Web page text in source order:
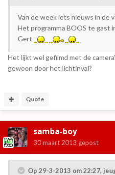
Van de week iets nieuws in de
Het programma BOOS te gast
Gert
Het lijkt wel gefilmd met de
gewoon door het lichtinval?
Quote
samba-boy
30 maart 2013 gepost
Op 29-3-2013 om 22:27,